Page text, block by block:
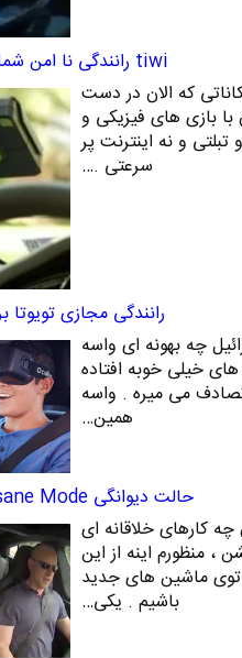
tiwi رانندگی نا امن شما را گزارش می دهد
شاید به امکاناتی که الان در دست
بازی های فیزیکی و
و نه اینترنت پر
سرعتی .…
رانندگی مجازی تویوتا
چه بهونه ای واسه
خیلی خوبه افتاده
می میره . واسه
همین…
حالت دیوانگی insane Mode در ماشین تسلا
کارهای خلاقانه ای
منظورم اینه از این
توی ماشین های جدید
باشیم . یکی…